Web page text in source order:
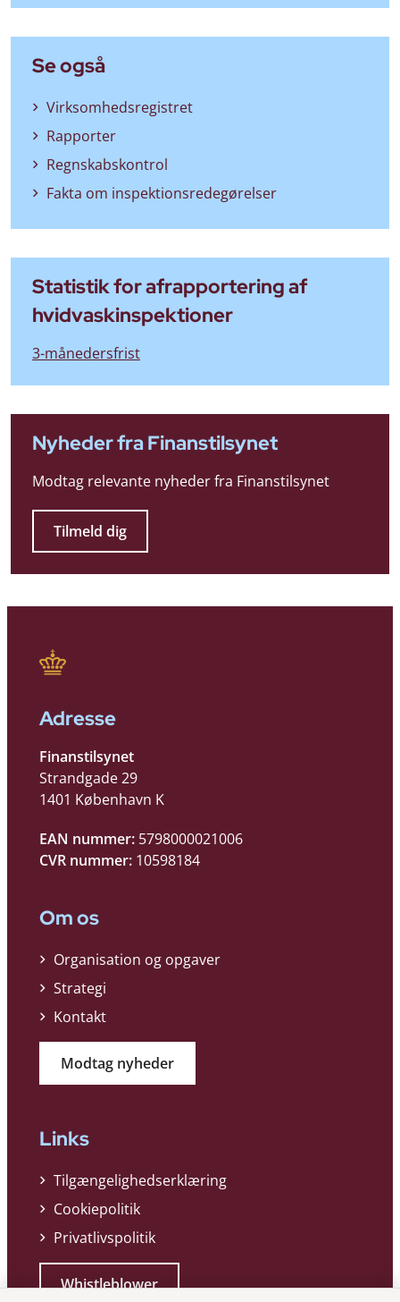
Se også
Virksomhedsregistret
Rapporter
Regnskabskontrol
Fakta om inspektionsredegørelser
Statistik for afrapportering af
hvidvaskinspektioner
3-månedersfrist
Nyheder fra Finanstilsynet
Modtag relevante nyheder fra Finanstilsynet
Tilmeld dig
Adresse
Finanstilsynet
Strandgade 29
1401 København K
EAN nummer: 5798000021006
CVR nummer: 10598184
Om os
Organisation og opgaver
Strategi
Kontakt
Modtag nyheder
Links
Tilgængelighedserklæring
Cookiepolitik
Privatlivspolitik
Whistleblower